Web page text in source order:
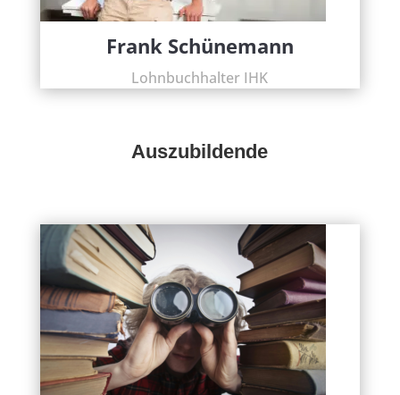
Frank Schünemann
Lohnbuchhalter IHK
Auszubildende